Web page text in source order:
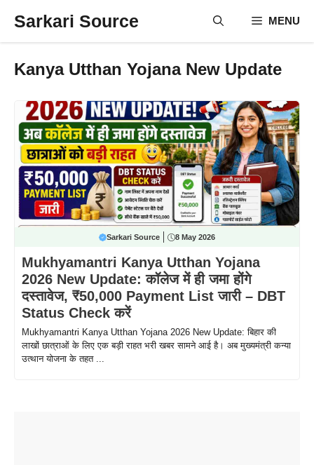
Sarkari Source MENU
Kanya Utthan Yojana New Update
Sarkari Source 8 May 2026
Mukhyamantri Kanya Utthan Yojana
2026 New Update: कॉलेज में ही जमा होंगे
दस्तावेज, ₹50,000 Payment List जारी – DBT
Status Check करें
Mukhyamantri Kanya Utthan Yojana 2026 New Update: बिहार की
लाखों छात्राओं के लिए एक बड़ी राहत भरी खबर सामने आई है। अब मुख्यमंत्री कन्या
उत्थान योजना के तहत ...